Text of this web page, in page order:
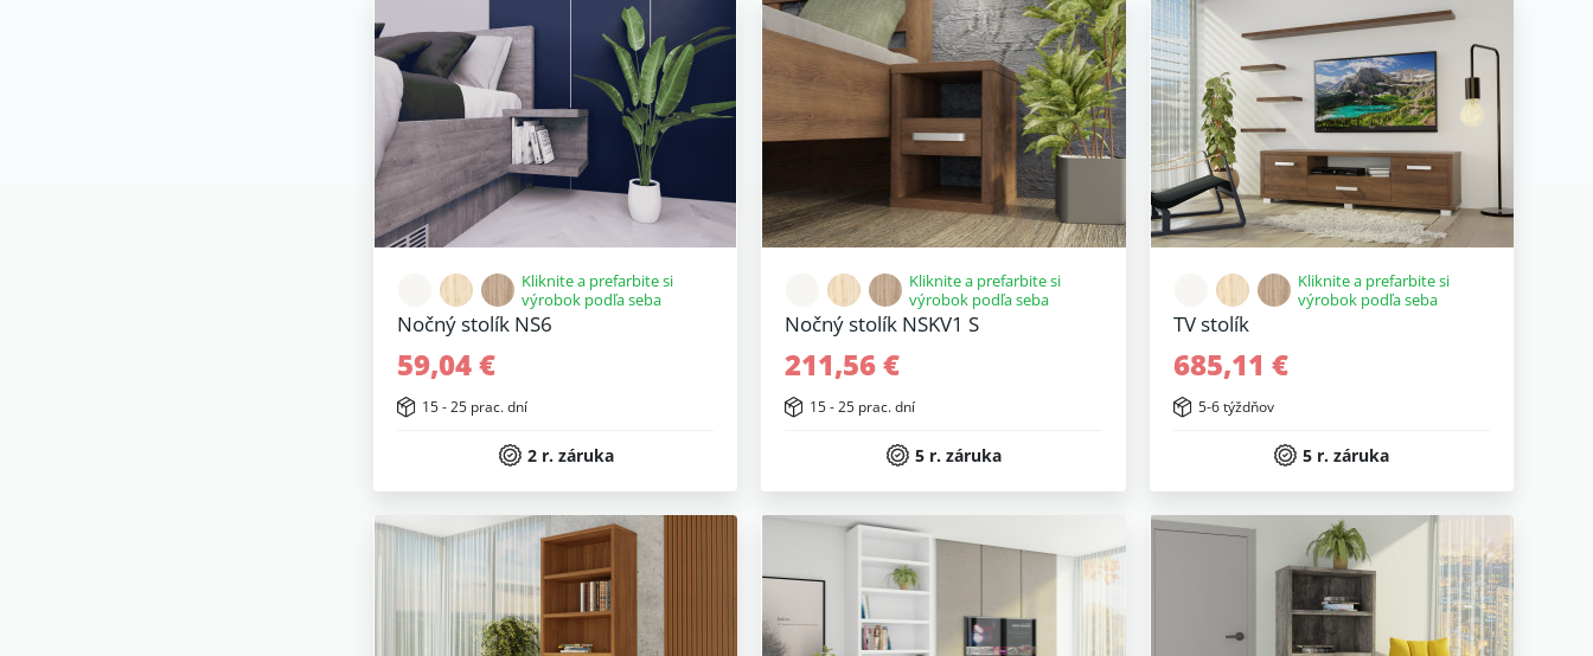
Kliknite a prefarbite si
výrobok podľa seba
Nočný stolík NS6
59,04 €
15 - 25 prac. dní
2 r. záruka
Kliknite a prefarbite si
výrobok podľa seba
Nočný stolík NSKV1 S
211,56 €
15 - 25 prac. dní
5 r. záruka
Kliknite a prefarbite si
výrobok podľa seba
TV stolík
685,11 €
5-6 týždňov
5 r. záruka